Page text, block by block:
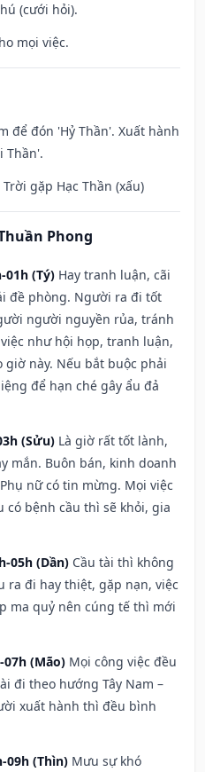
(cưới hỏi).
mọi việc.
để đón 'Hỷ Thần'. Xuất hành
Thần'.
gặp Hạc Thần (xấu)
Phong
01h (Tý) Hay tranh luận, cãi
đề phòng. Người ra đi tốt
người nguyền rủa, tránh
như hội họp, tranh luận,
này. Nếu bắt buộc phải
để hạn ché gây ẩu đả
(Sửu) Là giờ rất tốt lành,
mắn. Buôn bán, kinh doanh
nữ có tin mừng. Mọi việc
bệnh cầu thì sẽ khỏi, gia
05h (Dần) Cầu tài thì không
ra đi hay thiệt, gặp nạn, việc
ma quỷ nên cúng tế thì mới
(Mão) Mọi công việc đều
đi theo hướng Tây Nam –
xuất hành thì đều bình
09h (Thìn) Mưu sự khó